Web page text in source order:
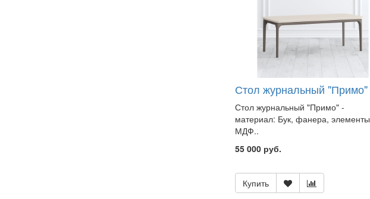
Стол журнальный "Примо"
Стол журнальный "Примо" -
материал: Бук, фанера, элементы
МДФ..
55 000 руб.
Купить